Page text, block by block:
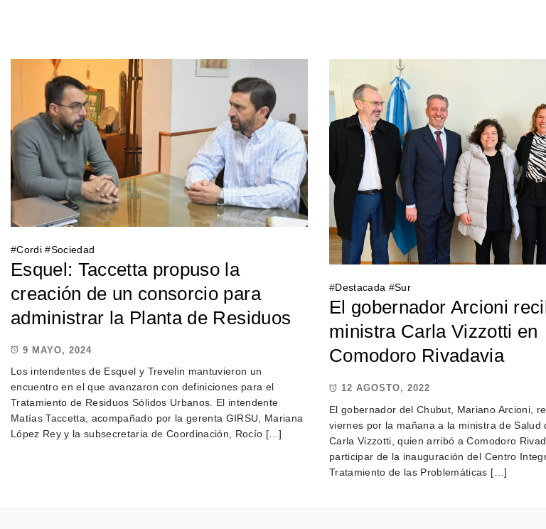
#Cordi #Sociedad
Esquel: Taccetta propuso la
creación de un consorcio para
administrar la Planta de Residuos
9 MAYO, 2024
Los intendentes de Esquel y Trevelin mantuvieron un
encuentro en el que avanzaron con definiciones para el
Tratamiento de Residuos Sólidos Urbanos. El intendente
Matías Taccetta, acompañado por la gerenta GIRSU, Mariana
López Rey y la subsecretaria de Coordinación, Rocío […]
#Destacada #Sur
El gobernador Arcioni
ministra Carla Vizzotti en
Comodoro Rivadavia
12 AGOSTO, 2022
El gobernador del Chubut, Mariano Arcioni,
viernes por la mañana a la ministra de Salud
Carla Vizzotti, quien arribó a Comodoro
participar de la inauguración del Centro
Tratamiento de las Problemáticas […]